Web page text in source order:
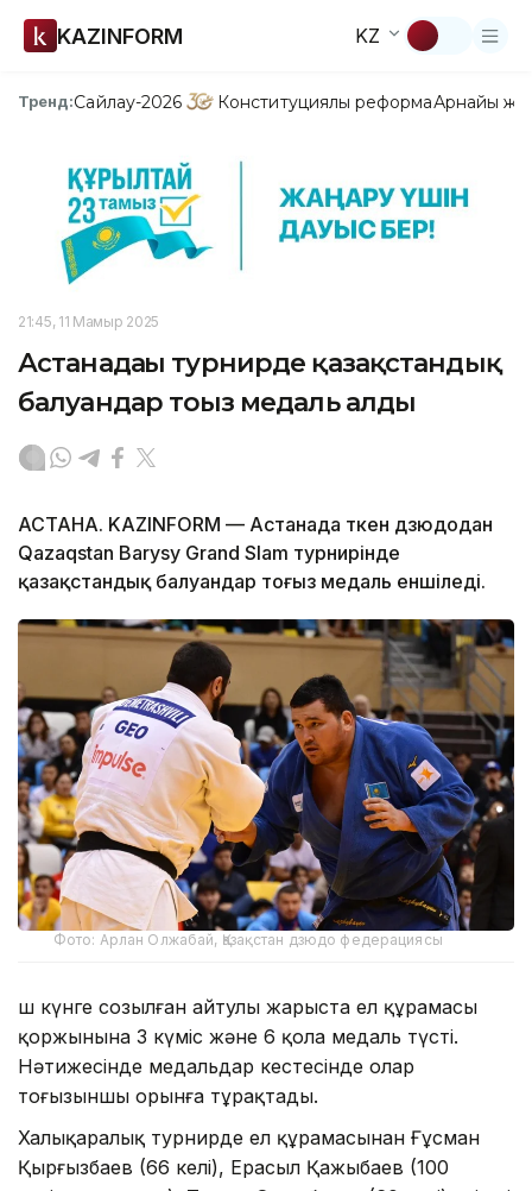
KAZINFORM KZ
Тренд:Сайлау-2026 Конституциялық реформаАрнайы
21:45, 11 Мамыр 2025
Астанадағы турнирде қазақстандық
балуандар тоғыз медаль алды
АСТАНА. KAZINFORM — Астанада өткен дзюдодан
Qazaqstan Barysy Grand Slam турнирінде
қазақстандық балуандар тоғыз медаль еншіледі.
Фото: Арлан Олжабай, Қазақстан дзюдо федерациясы
Үш күнге созылған айтулы жарыста ел құрамасы
қоржынына 3 күміс және 6 қола медаль түсті.
Нәтижесінде медальдар кестесінде олар
тоғызыншы орынға тұрақтады.
Халықаралық турнирде ел құрамасынан Ғұсман
Қырғызбаев (66 келі), Ерасыл Қажыбаев (100